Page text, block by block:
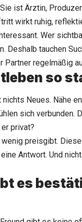
ist Ärztin,
wirkt ruhig,
Wer
Deshalb tauchen
Partner regelmäßig
so
Neues. Nähe
sich verbunden.
privat?
preisgibt.
Antwort. Und
es